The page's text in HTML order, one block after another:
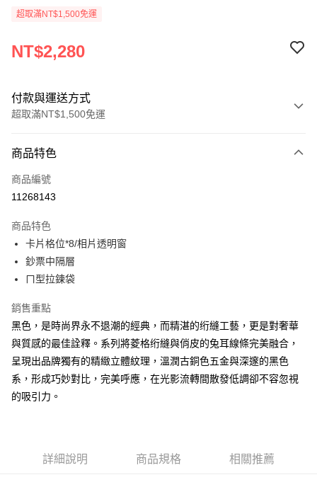
超取滿NT$1,500免運
NT$2,280
付款與運送方式
超取滿NT$1,500免運
信用卡一次付款
超商取貨付款
Apple Pay
街口支付
大哥付你分期
相關說明
1.本服務由台灣大哥大提供，台灣大哥大用戶可立即使用無須另外申請。
2.付款方式選擇「大哥付你分期」，訂單成立後會自動跳轉到大哥付的交易
流程，驗證手機門號後，選擇欲分期的期數、繳款截止日，確認付款後即完
成交易。
法說明評估內容。
【繳款方式說明】
AFTEE先享後付
相關說明
【關於「AFTEE先享後付」】
３．安心：先確認商品／服務後，再付款。
全家取貨付款
商品特色
商品編號
11268143
商品特色
卡片格位*8/相片透明窗
鈔票中隔層
ㄇ型拉鍊袋
銷售重點
黑色，是時尚界永不退潮的經典，而精湛的绗縫工藝，更是對奢華
與質感的最佳詮釋。系列將菱格绗縫與俏皮的兔耳線條完美融合，
呈現出品牌獨有的精緻立體紋理，溫潤古銅色五金與深邃的黑色
系，形成巧妙對比，完美呼應，在光影流轉間散發低調卻不容忽視
的吸引力。
詳細說明 商品規格 相關推薦